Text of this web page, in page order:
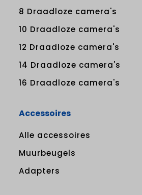
8 Draadloze camera's
10 Draadloze camera's
12 Draadloze camera's
14 Draadloze camera's
16 Draadloze camera's
Accessoires
Alle accessoires
Muurbeugels
Adapters